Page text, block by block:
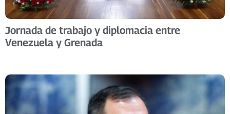
Jornada de trabajo y diplomacia entre
Venezuela y Grenada